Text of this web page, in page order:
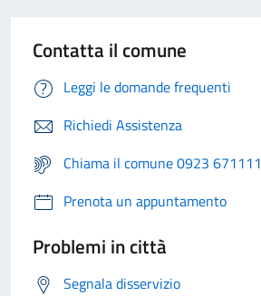
Contatta il comune
Leggi le domande frequenti
Richiedi Assistenza
Chiama il comune 0923 671111
Prenota un appuntamento
Problemi in città
Segnala disservizio